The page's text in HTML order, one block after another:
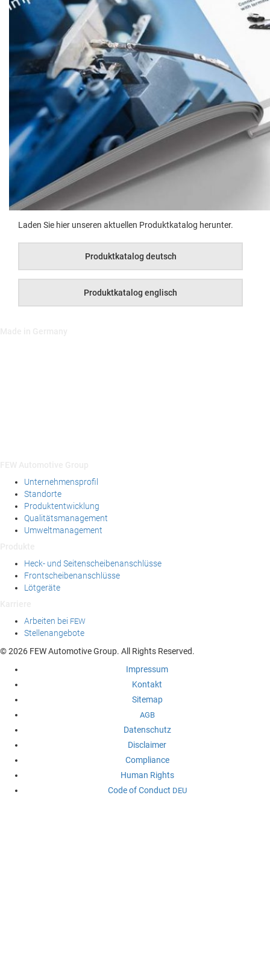
Laden Sie hier unseren aktuellen Pro­duk­tkat­a­log herunter.
Pro­duk­tkat­a­log deutsch
Pro­duk­tkat­a­log englisch
Unternehmensprofil
Standorte
Produktentwicklung
Qualitätsmanagement
Umweltmanagement
Heck- und Seitenscheibenanschlüsse
Frontscheibenanschlüsse
Lötgeräte
Arbeiten bei FEW
Stellenangebote
© 2026 FEW Automotive Group. All Rights Reserved.
Impressum
Kontakt
Sitemap
AGB
Datenschutz
Disclaimer
Compliance
Human Rights
Code of Conduct DEU